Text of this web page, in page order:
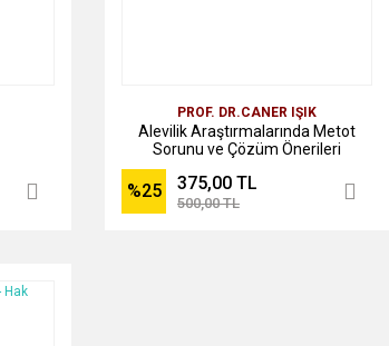
PROF. DR.CANER IŞIK
Alevilik Araştırmalarında Metot
Sorunu ve Çözüm Önerileri
%25 375,00 TL
500,00 TL